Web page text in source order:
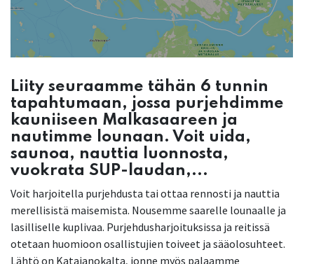
Liity seuraamme tähän 6 tunnin
tapahtumaan, jossa purjehdimme
kauniiseen Malkasaareen ja
nautimme lounaan. Voit uida,
saunoa, nauttia luonnosta,
vuokrata SUP-laudan,...
Voit harjoitella purjehdusta tai ottaa rennosti ja nauttia
merellisistä maisemista. Nousemme saarelle lounaalle ja
lasilliselle kuplivaa. Purjehdusharjoituksissa ja reitissä
otetaan huomioon osallistujien toiveet ja sääolosuhteet.
Lähtö on Katajanokalta, jonne myös palaamme